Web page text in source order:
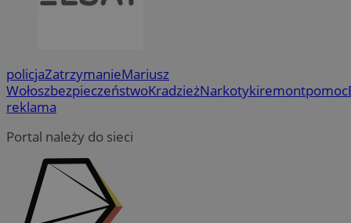
policjaZatrzymanieMariusz
WołoszbezpieczeństwoKradzieżNarkotykiremontpomoc
reklama
Portal należy do sieci